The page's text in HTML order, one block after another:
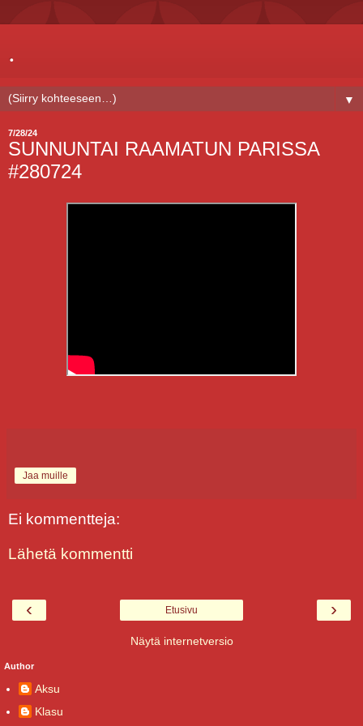
.
▼
7/28/24
SUNNUNTAI RAAMATUN PARISSA
#280724
Jaa muille
Ei kommentteja:
Lähetä kommentti
‹ ›
Etusivu
Näytä internetversio
Author
Aksu
Klasu